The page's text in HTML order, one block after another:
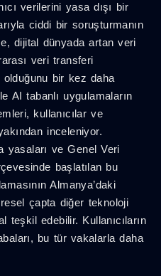
verilerini yasa dışı bir
ciddi bir soruşturmanın
dijital dünyada artan veri
veri transferi
olduğunu bir kez daha
AI tabanlı uygulamaların
kullanıcılar ve
inceleniyor.
yasaları ve Genel Veri
başlatılan bu
Almanya’daki
çapta diğer teknoloji
edebilir. Kullanıcıların
bu tür vakalarla daha